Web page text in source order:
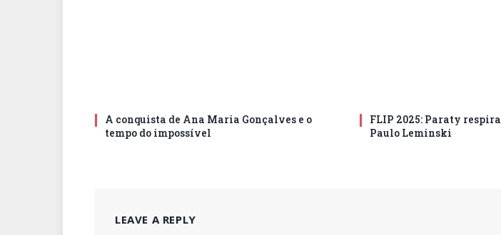
A conquista de Ana Maria Gonçalves e o
tempo do impossível
FLIP 2025: Paraty
Paulo Leminski
LEAVE A REPLY